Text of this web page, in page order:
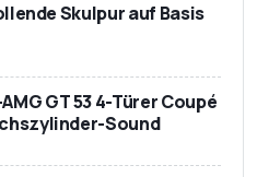
Skulpur auf Basis
GT 53 4-Türer Coupé
Sound